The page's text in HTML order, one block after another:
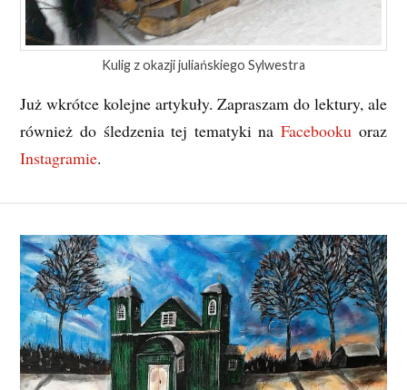
Kulig z okazji juliańskiego Sylwestra
Już wkrótce kolejne artykuły. Zapraszam do lektury, ale
również do śledzenia tej tematyki naFacebooku oraz
Instagramie.